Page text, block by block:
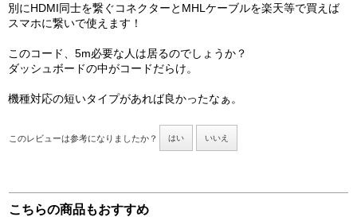
別にHDMI同士を繋ぐコネクターとMHLケーブルを楽天等で買えば
スマホに繋いで使えます！
このコード、5m必要な人は居るのでしょうか？
ダッシュボードの中がコードだらけ。
機種対応の短いタイプがあれば良かったなぁ。
このレビューは参考になりましたか？ はい いいえ
こちらの商品もおすすめ